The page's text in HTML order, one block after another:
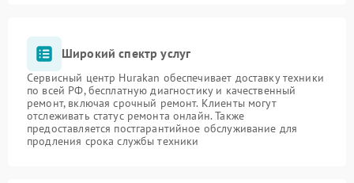
Широкий спектр услуг
Сервисный центр Hurakan обеспечивает доставку техники
по всей РФ, бесплатную диагностику и качественный
ремонт, включая срочный ремонт. Клиенты могут
отслеживать статус ремонта онлайн. Также
предоставляется постгарантийное обслуживание для
продления срока службы техники